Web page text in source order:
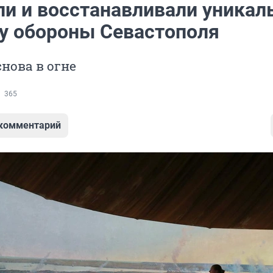
и восстанавливали
обороны Севастополя
в огне
365